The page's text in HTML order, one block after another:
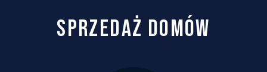
SPRZEDAŻ DOMÓW